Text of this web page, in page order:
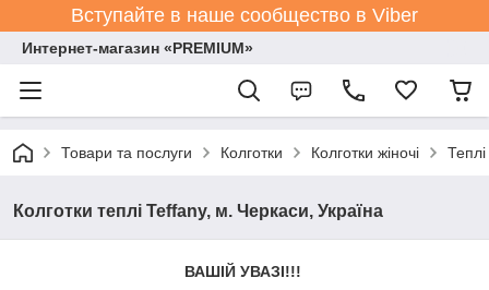
Вступайте в наше сообщество в Viber
Интернет-магазин «PREMIUM»
Товари та послуги Колготки Колготки жіночі Теплі
Колготки теплі Teffany, м. Черкаси, Україна
ВАШІЙ УВАЗІ!!!